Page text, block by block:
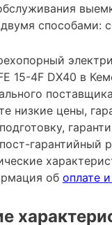
способами:
15-4F DX40 в
низкие цены,
гарантийный
об оплате